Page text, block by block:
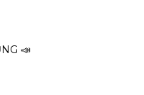
Up To 3.2GHz, 12
30MB Cache, LGA
📣